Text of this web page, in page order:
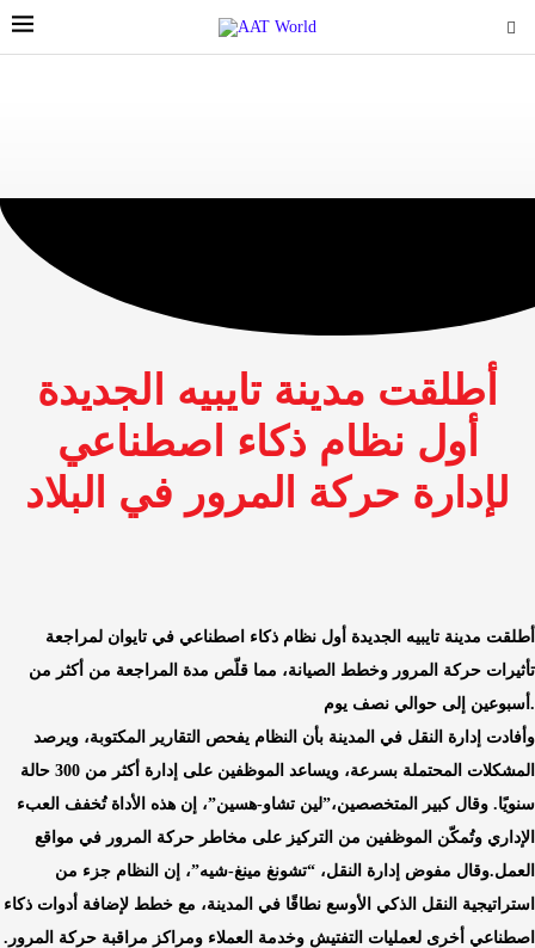
أطلقت مدينة تايبيه الجديدة
أول نظام ذكاء اصطناعي
لإدارة حركة المرور في البلاد
أطلقت مدينة تايبيه الجديدة أول نظام ذكاء اصطناعي في تايوان لمراجعة
تأثيرات حركة المرور وخطط الصيانة، مما قلّص مدة المراجعة من أكثر من
أسبوعين إلى حوالي نصف يوم .
وأفادت إدارة النقل في المدينة بأن النظام يفحص التقارير المكتوبة، ويرصد
المشكلات المحتملة بسرعة، ويساعد الموظفين على إدارة أكثر من 300 حالة
سنويًا. وقال كبير المتخصصين،”لين تشاو-هسين”، إن هذه الأداة تُخفف العبء
الإداري وتُمكّن الموظفين من التركيز على مخاطر حركة المرور في مواقع
العمل.وقال مفوض إدارة النقل، “تشونغ مينغ-شيه”، إن النظام جزء من
استراتيجية النقل الذكي الأوسع نطاقًا في المدينة، مع خطط لإضافة أدوات ذكاء
اصطناعي أخرى لعمليات التفتيش وخدمة العملاء ومراكز مراقبة حركة المرور.